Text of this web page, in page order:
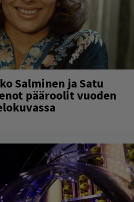
Salminen ja Satu
pääroolit vuoden